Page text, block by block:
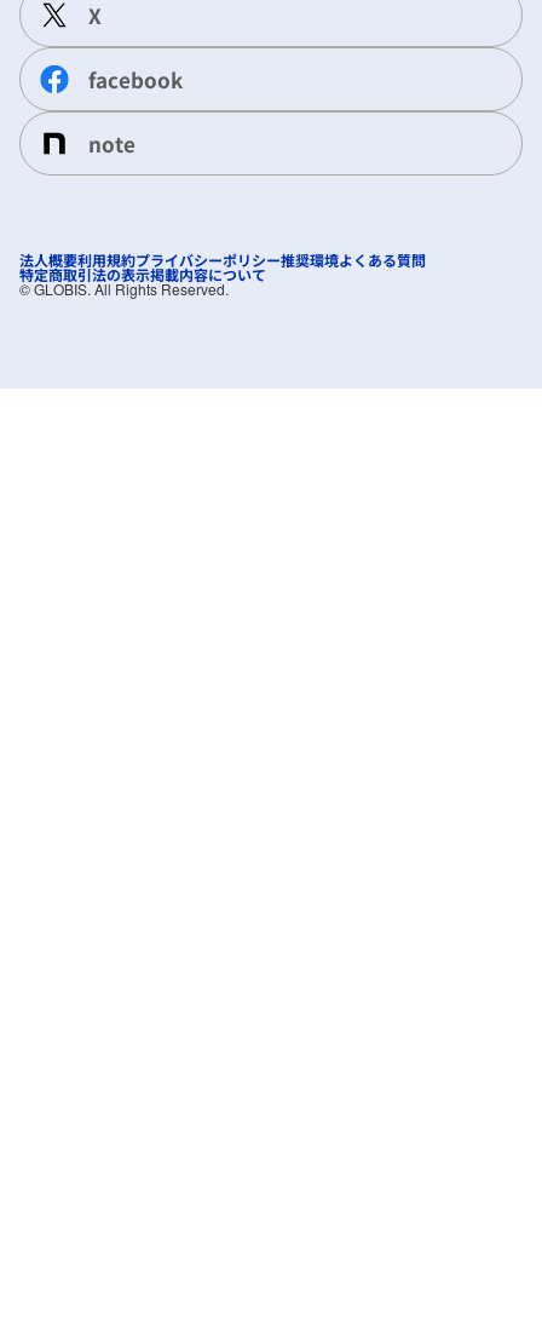
X
facebook
note
法人概要利用規約プライバシーポリシー推奨環境よくある質問
特定商取引法の表示掲載内容について
©︎ GLOBIS. All Rights Reserved.